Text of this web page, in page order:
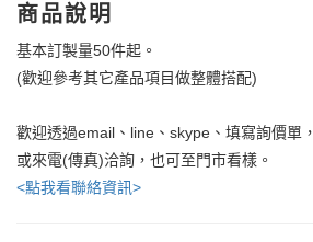
商品說明
基本訂製量50件起。
(歡迎參考其它產品項目做整體搭配)
歡迎透過email、line、skype、填寫詢價單，
或來電(傳真)洽詢，也可至門市看樣。
<點我看聯絡資訊>